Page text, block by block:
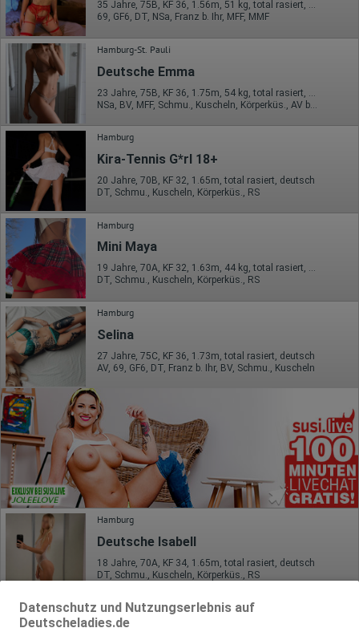
Datenschutz und Nutzungserlebnis auf
Deutscheladies.de
35 Jahre, 75B, KF 36, 1.56m, 51 kg, total rasiert, deutsch
69, GF6, DT, NSa, Franz b. Ihr, MFF, MMF
Hamburg-St. Pauli
Deutsche Emma
Hamburg
Kira-Tennis G*rl 18+
20 Jahre, 70B, KF 32, 1.65m, total rasiert, deutsch
DT, Schmu., Kuscheln, Körperküs., RS
Hamburg
Mini Maya
19 Jahre, 70A, KF 32, 1.63m, 44 kg, total rasiert, deutsch
DT, Schmu., Kuscheln, Körperküs., RS
Hamburg
Selina
27 Jahre, 75C, KF 36, 1.73m, total rasiert, deutsch
AV, 69, GF6, DT, Franz b. Ihr, BV, Schmu., Kuscheln
Hamburg
Deutsche Isabell
18 Jahre, 70A, KF 34, 1.65m, total rasiert, deutsch
DT, Schmu., Kuscheln, Körperküs., RS
Hamburg